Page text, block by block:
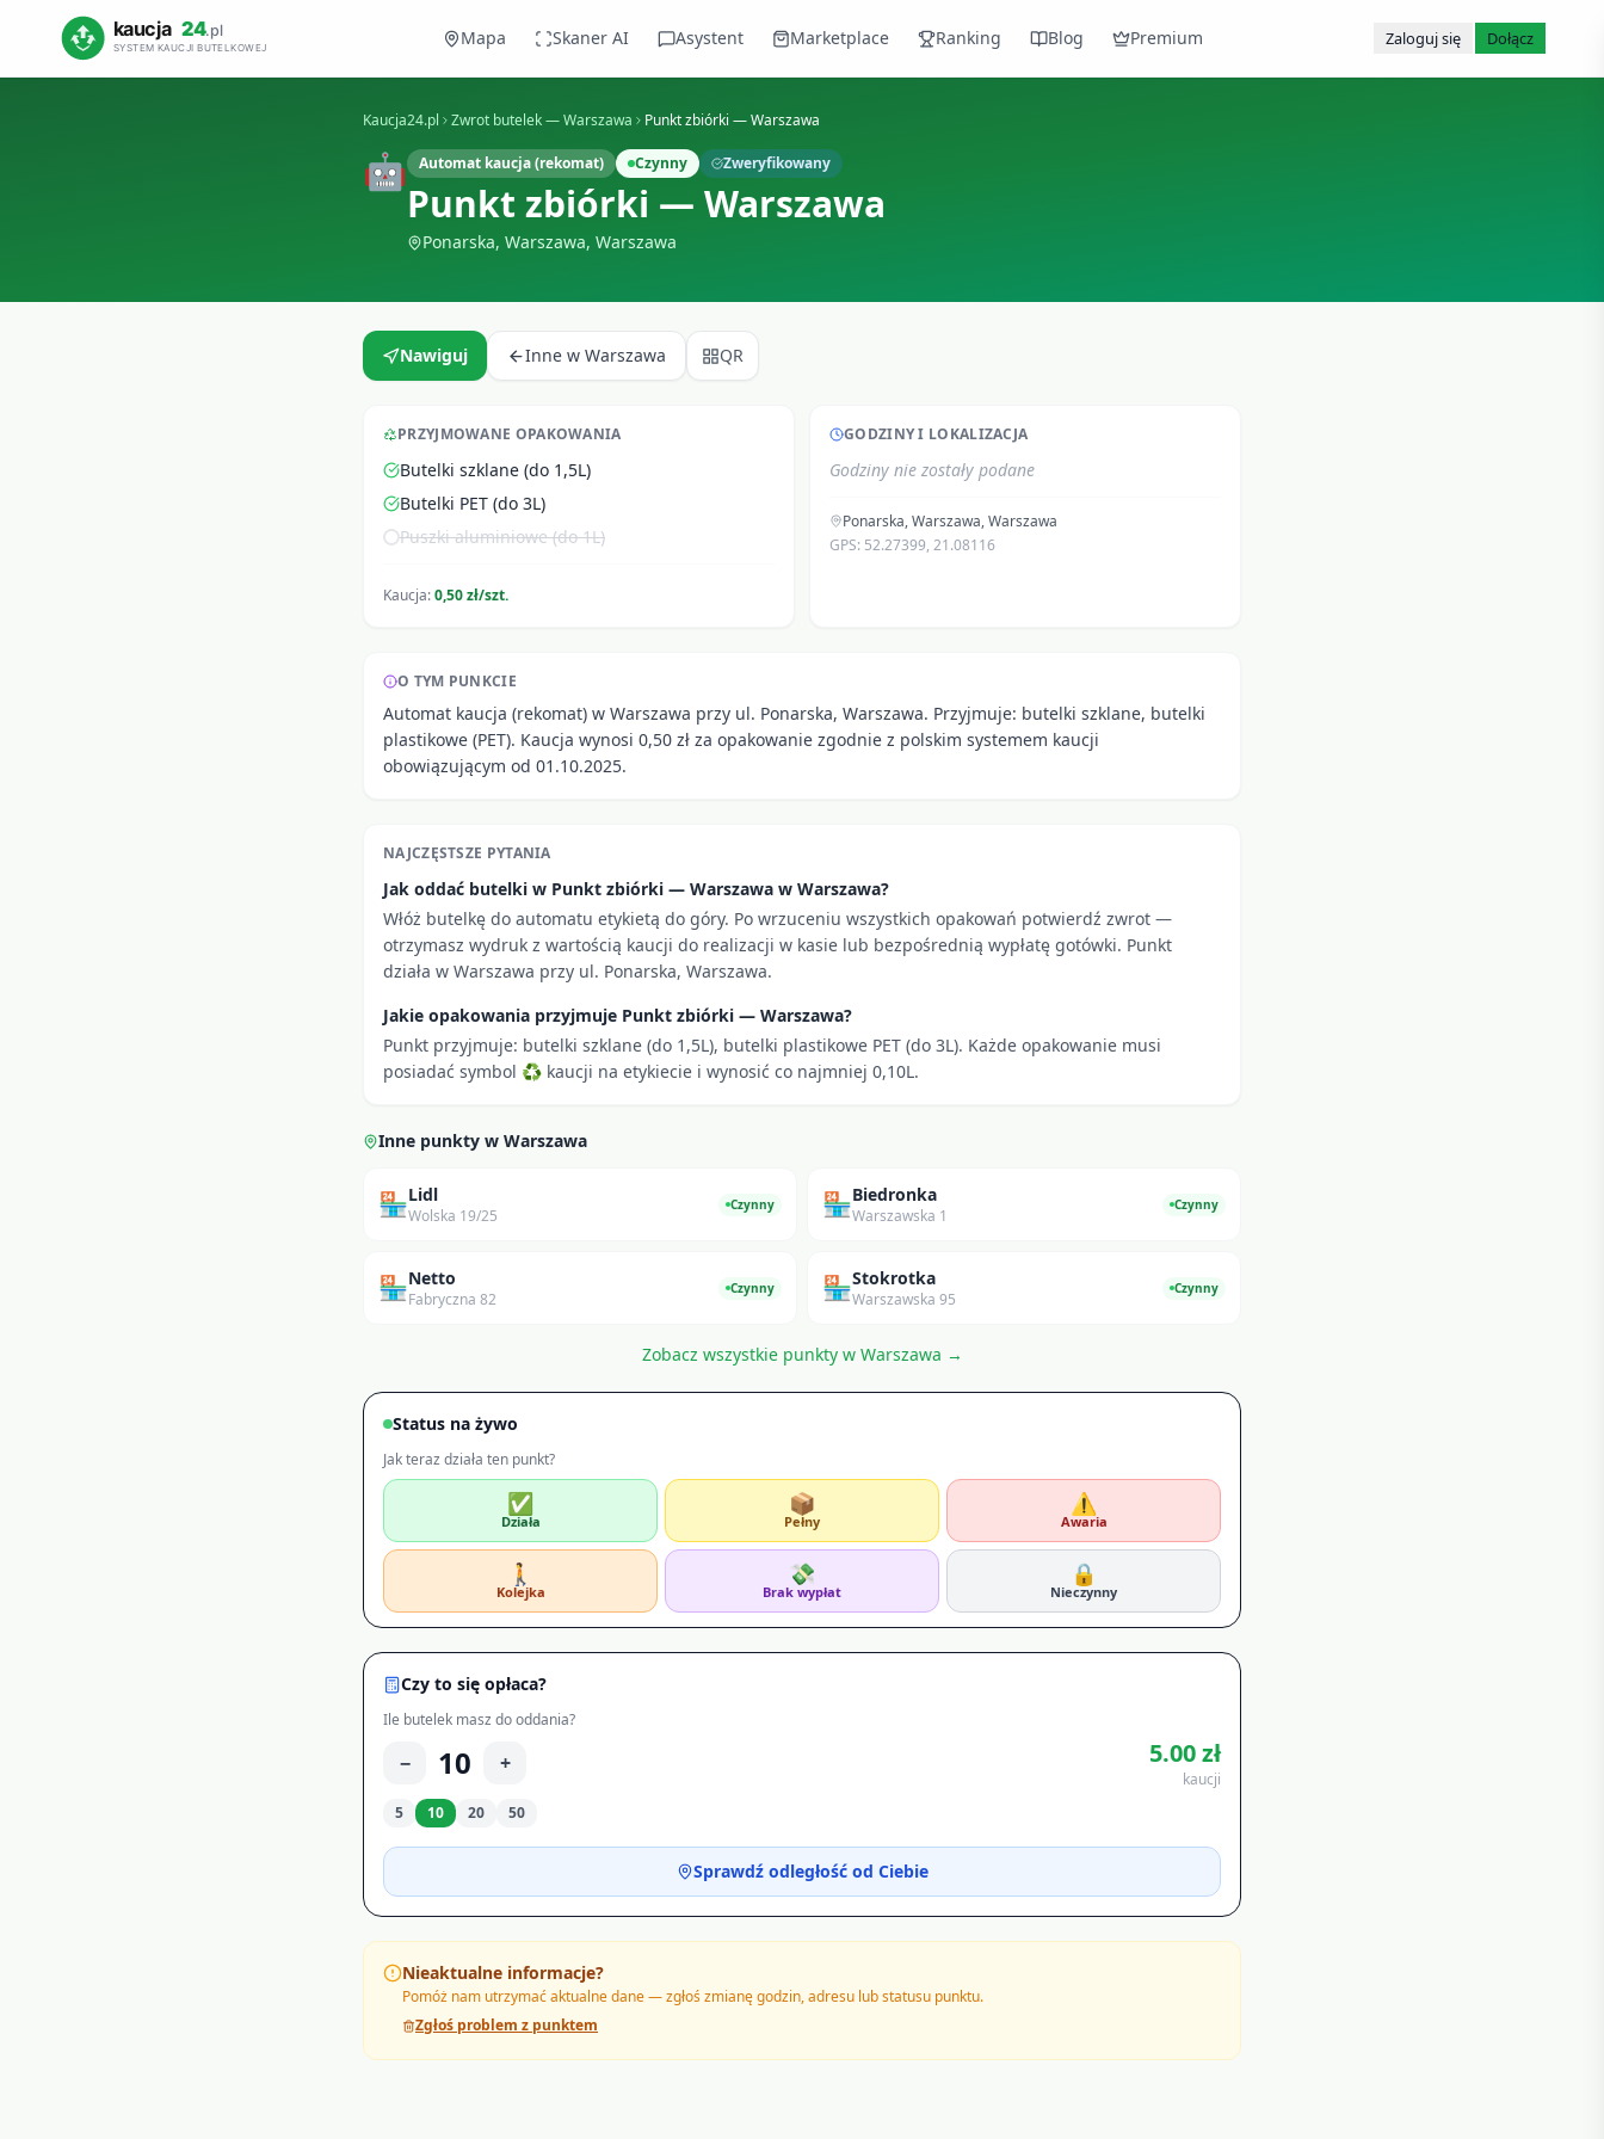
Mapa Skaner AI Asystent Marketplace Ranking Blog Premium Zaloguj się Dołącz
Kaucja24.pl Zwrot butelek —Warszawa Punkt zbiórki — Warszawa
🤖 Automat kaucja (rekomat) Czynny Zweryfikowany
Punkt zbiórki — Warszawa
Ponarska, Warszawa, Warszawa
Nawiguj Inne w Warszawa QR
PRZYJMOWANE OPAKOWANIA
Butelki szklane (do 1,5L)
Butelki PET (do 3L)
Puszki aluminiowe (do 1L)
Kaucja:0,50 zł/szt.
GODZINY I LOKALIZACJA
Godziny nie zostały podane
Ponarska, Warszawa,Warszawa
GPS: 52.27399, 21.08116
O TYM PUNKCIE
Automat kaucja (rekomat) w Warszawa przy ul. Ponarska, Warszawa. Przyjmuje: butelki szklane, butelki
plastikowe (PET). Kaucja wynosi 0,50 zł za opakowanie zgodnie z polskim systemem kaucji
obowiązującym od 01.10.2025.
NAJCZĘSTSZE PYTANIA
Jak oddać butelki w Punkt zbiórki — Warszawa w Warszawa?
Włóż butelkę do automatu etykietą do góry. Po wrzuceniu wszystkich opakowań potwierdź zwrot —
otrzymasz wydruk z wartością kaucji do realizacji w kasie lub bezpośrednią wypłatę gotówki. Punkt
działa w Warszawa przy ul. Ponarska, Warszawa.
Jakie opakowania przyjmuje Punkt zbiórki — Warszawa?
Punkt przyjmuje: butelki szklane (do 1,5L), butelki plastikowe PET (do 3L). Każde opakowanie musi
posiadać symbol ♻ kaucji na etykiecie i wynosić co najmniej 0,10L.
Inne punkty w Warszawa
🏪Lidl
Wolska 19/25
Czynny 🏪Biedronka
Warszawska 1
Czynny
🏪Netto
Fabryczna 82
Czynny 🏪Stokrotka
Warszawska 95
Czynny
Zobacz wszystkie punkty w Warszawa →
Status na żywo
Jak teraz działa ten punkt?
✅
Działa
📦
Pełny
⚠️
Awaria
🚶
Kolejka
💸
Brak wypłat
🔒
Nieczynny
Czy to się opłaca?
Ile butelek masz do oddania?
− 10 + 5.00zł
kaucji
5
10 20 50
Sprawdź odległość od Ciebie
Nieaktualne informacje?
Pomóż nam utrzymać aktualne dane — zgłoś zmianę godzin, adresu lub statusu punktu.
Zgłoś problem z punktem